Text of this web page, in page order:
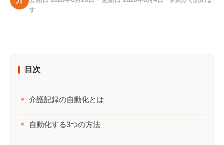
す
目次
介護記録の自動化とは
自動化する3つの方法